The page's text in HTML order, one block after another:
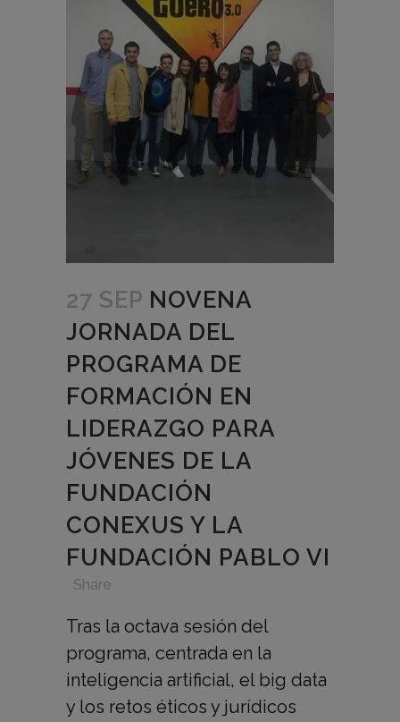
27 SEP NOVENA
JORNADA DEL
PROGRAMA DE
FORMACIÓN EN
LIDERAZGO PARA
JÓVENES DE LA
FUNDACIÓN
CONEXUS Y LA
FUNDACIÓN PABLO VI
Share
Tras la octava sesión del
programa, centrada en la
inteligencia artificial, el big data
y los retos éticos y jurídicos